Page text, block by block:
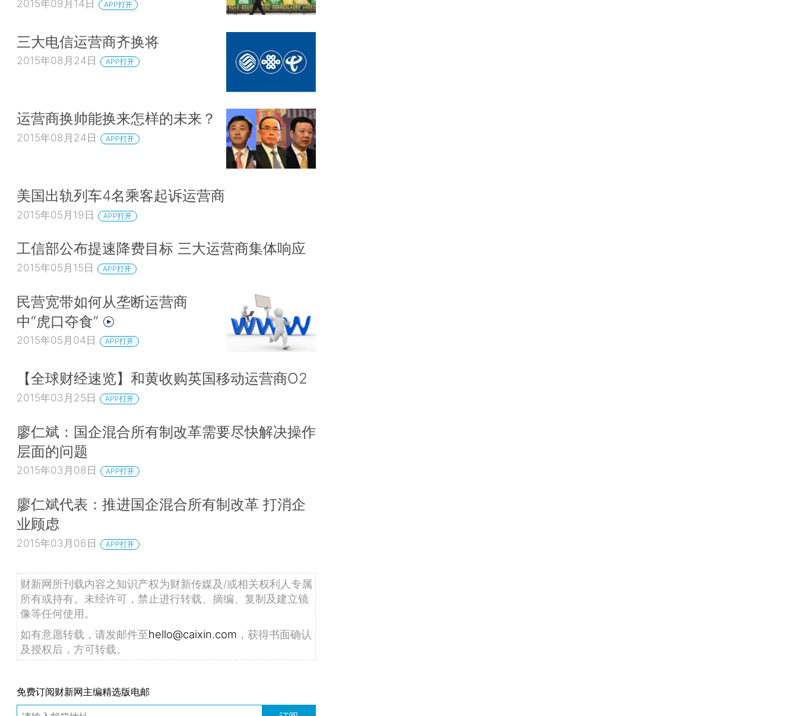
2015年09月14日 APP打开
三大电信运营商齐换将
2015年08月24日 APP打开
运营商换帅能换来怎样的未来？
2015年08月24日 APP打开
美国出轨列车4名乘客起诉运营商
2015年05月19日 APP打开
工信部公布提速降费目标 三大运营商集体响应
2015年05月15日 APP打开
民营宽带如何从垄断运营商
中“虎口夺食”
2015年05月04日 APP打开
【全球财经速览】和黄收购英国移动运营商O2
2015年03月25日 APP打开
廖仁斌：国企混合所有制改革需要尽快解决操作
层面的问题
2015年03月08日 APP打开
廖仁斌代表：推进国企混合所有制改革 打消企
业顾虑
2015年03月06日 APP打开
财新网所刊载内容之知识产权为财新传媒及/或相关权利人专属
所有或持有。未经许可，禁止进行转载、摘编、复制及建立镜
像等任何使用。
如有意愿转载，请发邮件至hello@caixin.com ，获得书面确认
及授权后，方可转载。
免费订阅财新网主编精选版电邮